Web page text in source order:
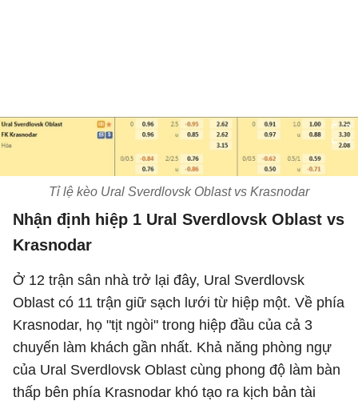
Tỉ lệ kèo Ural Sverdlovsk Oblast vs Krasnodar
Nhận định hiệp 1 Ural Sverdlovsk Oblast vs
Krasnodar
Ở 12 trận sân nhà trở lại đây, Ural Sverdlovsk
Oblast có 11 trận giữ sạch lưới từ hiệp một. Về phía
Krasnodar, họ "tịt ngòi" trong hiệp đầu của cả 3
chuyến làm khách gần nhất. Khả năng phòng ngự
của Ural Sverdlovsk Oblast cùng phong độ làm bàn
thấp bên phía Krasnodar khó tạo ra kịch bản tài